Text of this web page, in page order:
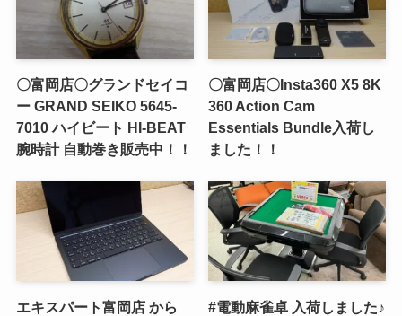
〇富岡店〇グランドセイコ
ー GRAND SEIKO 5645-
7010 ハイビート HI-BEAT
腕時計 自動巻き販売中！！
〇富岡店〇Insta360 X5 8K
360 Action Cam
Essentials Bundle入荷し
ました！！
エキスパート富岡店 から
#電動麻雀卓 入荷しました♪